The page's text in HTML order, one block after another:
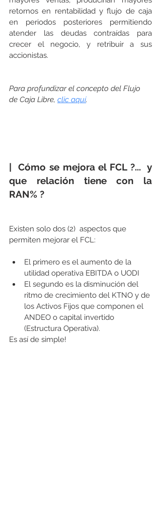
retornos en rentabilidad y flujo de caja
en periodos posteriores permitiendo
atender las deudas contraídas para
crecer el negocio, y retribuir a sus
accionistas.
Para profundizar el concepto del Flujo
de Caja Libre, clic aquí.
|  Cómo se mejora el FCL ?...  y
que relación tiene con la
RAN% ?
Existen solo dos (2)  aspectos que
permiten mejorar el FCL:
El primero es el aumento de la
utilidad operativa EBITDA o UODI
El segundo es la disminución del
ritmo de crecimiento del KTNO y de
los Activos Fijos que componen el
ANDEO o capital invertido
(Estructura Operativa).
Es así de simple!